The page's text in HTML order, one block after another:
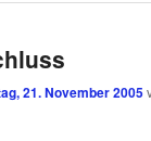
21. November 2005